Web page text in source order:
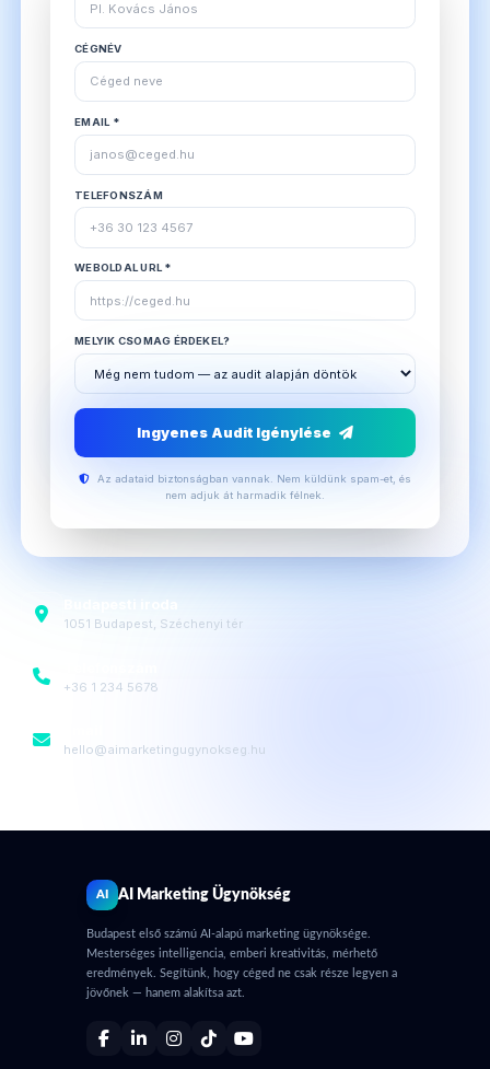
CÉGNÉV
EMAIL *
TELEFONSZÁM
WEBOLDAL URL *
MELYIK CSOMAG ÉRDEKEL?
Ingyenes Audit Igénylése
Az adataid biztonságban vannak. Nem küldünk spam-et, és
nem adjuk át harmadik félnek.
1051 Budapest, Széchenyi tér
+36 1 234 5678
hello@aimarketingugynokseg.hu
AI AI Marketing Ügynökség
Budapest első számú AI-alapú marketing ügynöksége.
Mesterséges intelligencia, emberi kreativitás, mérhető
eredmények. Segítünk, hogy céged ne csak része legyen a
jövőnek — hanem alakítsa azt.